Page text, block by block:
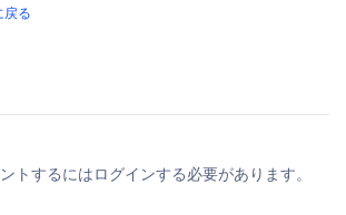
戻る
トするにはログインする必要があります。